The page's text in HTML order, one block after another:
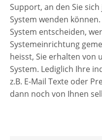
Support, an den Sie
System wenden
System entscheiden,
Systemeinrichtung
heisst, Sie erhalten von
System. Lediglich Ihre
z.B. E-Mail Texte oder
dann noch von Ihnen